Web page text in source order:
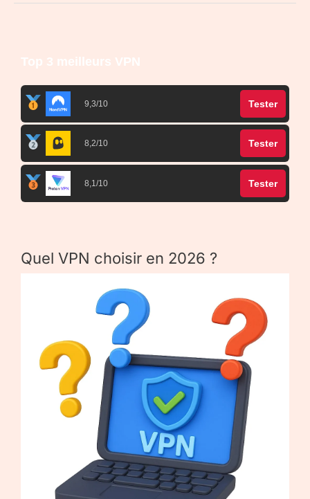
Top 3 meilleurs VPN
9,3/10 Tester
8,2/10 Tester
8,1/10 Tester
Quel VPN choisir en 2026 ?